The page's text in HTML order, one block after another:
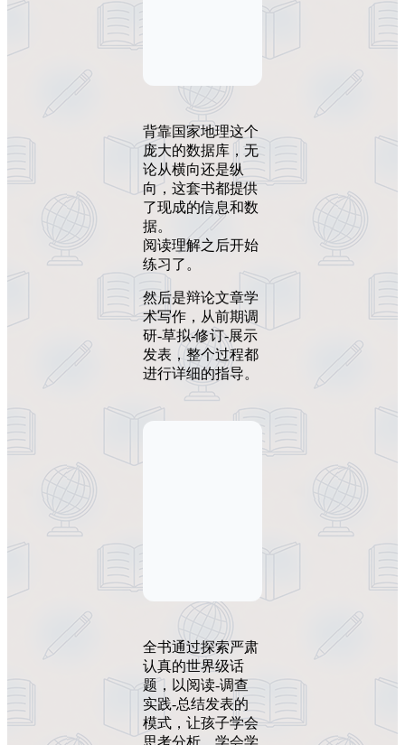
背靠国家地理这个
庞大的数据库，无
论从横向还是纵
向，这套书都提供
了现成的信息和数
据。
阅读理解之后开始
练习了。
然后是辩论文章学
术写作，从前期调
研-草拟-修订-展示
发表，整个过程都
进行详细的指导。
全书通过探索严肃
认真的世界级话
题，以阅读-调查
实践-总结发表的
模式，让孩子学会